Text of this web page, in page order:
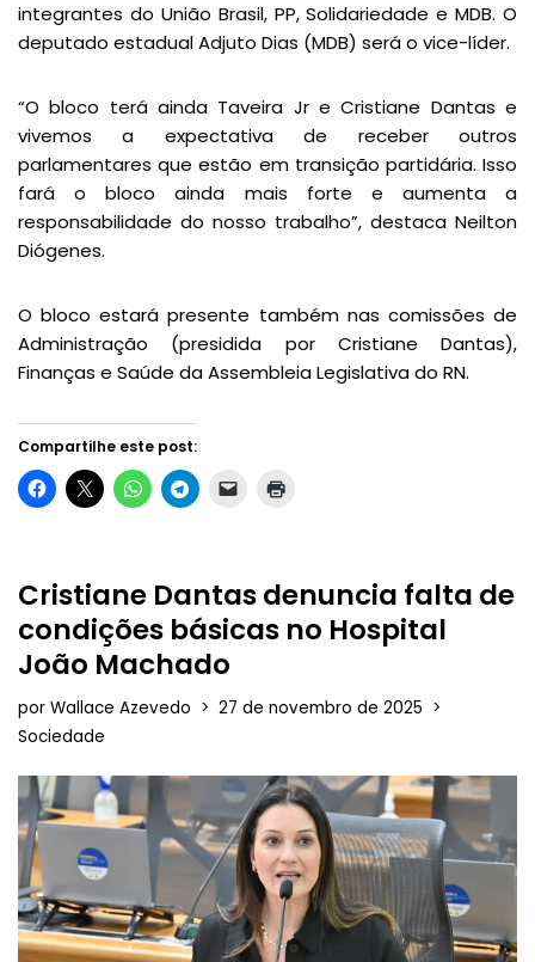
integrantes do União Brasil, PP, Solidariedade e MDB. O
deputado estadual Adjuto Dias (MDB) será o vice-líder.
“O bloco terá ainda Taveira Jr e Cristiane Dantas e
vivemos a expectativa de receber outros
parlamentares que estão em transição partidária. Isso
fará o bloco ainda mais forte e aumenta a
responsabilidade do nosso trabalho”, destaca Neilton
Diógenes.
O bloco estará presente também nas comissões de
Administração (presidida por Cristiane Dantas),
Finanças e Saúde da Assembleia Legislativa do RN.
Compartilhe este post:
Cristiane Dantas denuncia falta de
condições básicas no Hospital
João Machado
por Wallace Azevedo
27 de novembro de 2025
Sociedade